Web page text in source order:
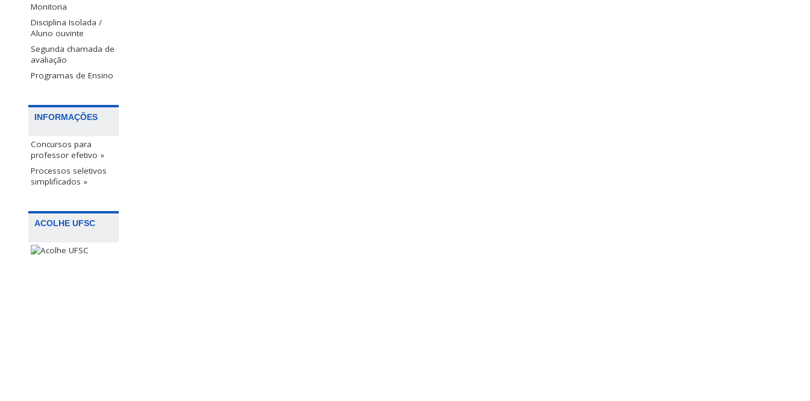
Monitoria
Disciplina Isolada /
Aluno ouvinte
Segunda chamada de
avaliação
Programas de Ensino
INFORMAÇÕES
Concursos para
professor efetivo »
Processos seletivos
simplificados »
ACOLHE UFSC